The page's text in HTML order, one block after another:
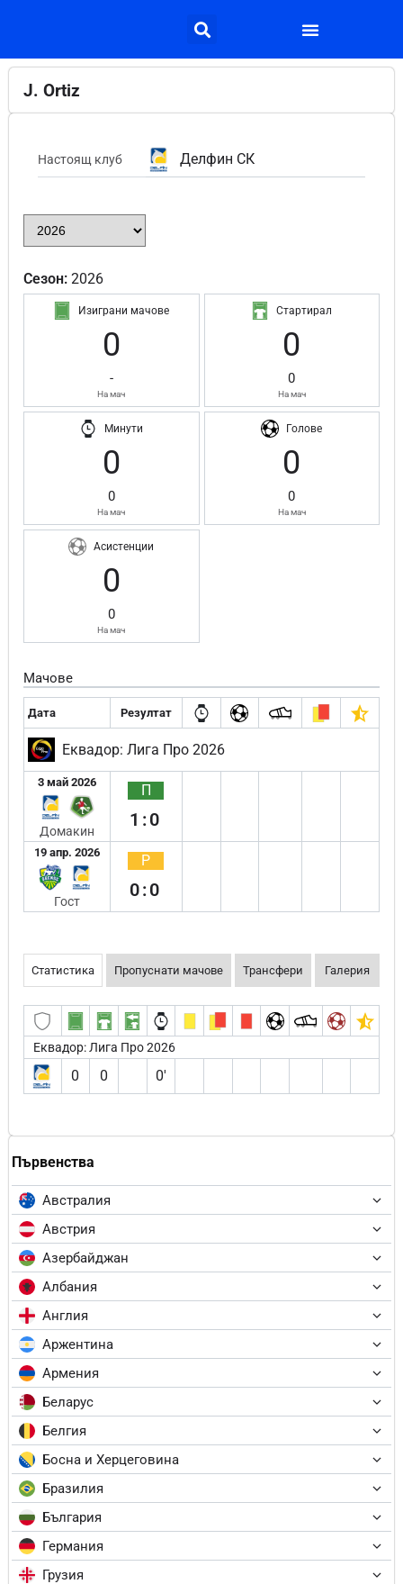
Първенства
Австралия
Австрия
Азербайджан
Албания
Англия
Аржентина
Армения
Беларус
Белгия
Босна и Херцеговина
Бразилия
България
Германия
Грузия
J. Ortiz
Настоящ клуб Делфин СК
Сезон: 2026
Изиграни мачове
0
-
На мач
Стартирал
0
0
На мач
Минути
0
0
На мач
Голове
0
0
На мач
Асистенции
0
0
На мач
Мачове
Дата Резултат
Еквадор: Лига Про 2026
3 май 2026
Домакин
П
1:0
19 апр. 2026
Гост
Р
0:0
Статистика Пропуснати мачове Трансфери Галерия
Еквадор: Лига Про 2026
0 0 0′